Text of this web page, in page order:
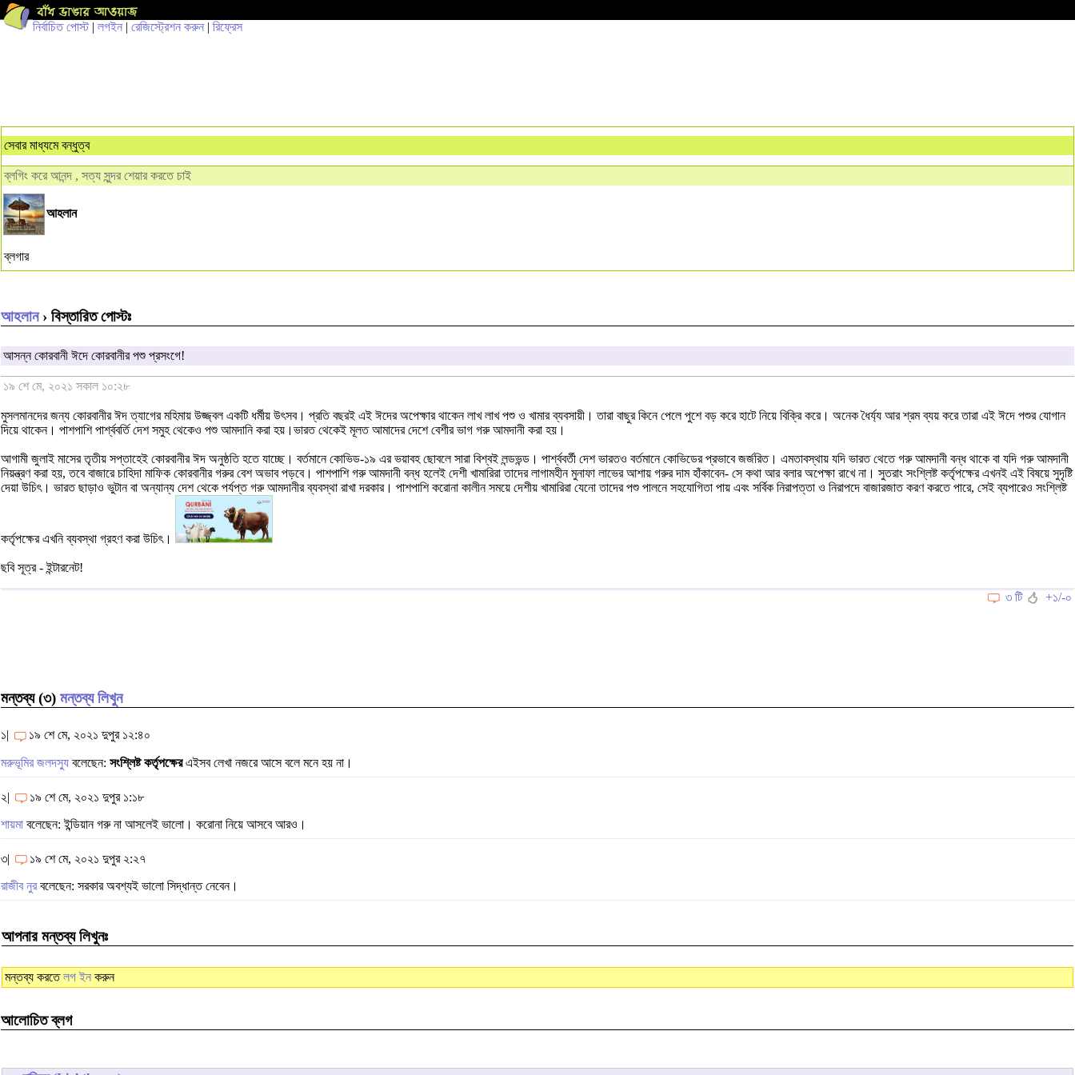
নির্বাচিত পোস্ট| লগইন | রেজিস্ট্রেশন করুন | রিফ্রেস
সেবার মাধ্যমে বন্ধুত্ব
ব্লগিং করে আনন্দ , সত্য সুন্দর শেয়ার করতে চাই
আহলান
ব্লগার
আহলান› বিস্তারিত পোস্টঃ
আসন্ন কোরবানী ঈদে কোরবানীর পশু প্রসংগে!
১৯ শে মে, ২০২১ সকাল ১০:২৮
মুসলমানদের জন্য কোরবানীর ঈদ ত্যাগের মহিমায় উজ্জ্বল একটি ধর্মীয় উৎসব। প্রতি বছরই এই ঈদের অপেক্ষার থাকেন লাখ লাখ পশু ও খামার ব্যবসায়ী। তারা বাছুর কিনে পেলে পুশে বড় করে হাটে নিয়ে বিক্রি করে। অনেক ধৈর্য্য আর শ্রম ব্যয় করে তারা এই ঈদে পশুর যোগান
দিয়ে থাকেন। পাশপাশি পার্শ্ববর্তি দেশ সমুহ থেকেও পশু আমদানি করা হয়।ভারত থেকেই মূলত আমাদের দেশে বেশীর ভাগ গরু আমদানী করা হয়।
আগামী জুলাই মাসের তৃতীয় সপ্তাহেই কোরবানীর ঈদ অনুষ্ঠতি হতে যাচ্ছে। বর্তমানে কোভিড-১৯ এর ভয়াবহ ছোবলে সারা বিশ্বই লন্ডভন্ড। পার্শ্ববর্তী দেশ ভারতও বর্তমানে কোভিডের প্রভাবে জর্জরিত। এমতাবস্থায় যদি ভারত থেতে গরু আমদানী বন্ধ থাকে বা যদি গরু আমদানী
নিয়ন্ত্রণ করা হয়, তবে বাজারে চাহিদা মাফিক কোরবানীর গরুর বেশ অভাব পড়বে। পাশপাশি গরু আমদানী বন্ধ হলেই দেশী খামারিরা তাদের লাগামহীন মুনাফা লাভের আশায় গরুর দাম হাঁকাবেন- সে কথা আর বলার অপেক্ষা রাখে না। সুতরাং সংশ্লিষ্ট কর্তৃপক্ষের এখনই এই বিষয়ে সুদৃষ্টি
দেয়া উচিৎ। ভারত ছাড়াও ভুটান বা অন্যান্য দেশ থেকে পর্যপ্ত গরু আমদানীর ব্যবস্থা রাখা দরকার। পাশপাশি করোনা কালীন সময়ে দেশীয় খামারিরা যেনো তাদের পশু পালনে সহযোগিতা পায় এবং সর্বিক নিরাপত্তা ও নিরাপদে বাজারজাত করণ করতে পারে, সেই ব্যপারেও সংশ্লিষ্ট
কর্তৃপক্ষের এখনি ব্যবস্থা গ্রহণ করা উচিৎ।
ছবি সূত্র - ইন্টারনেট!
৩ টি +১/-০
মন্তব্য (৩) মন্তব্য লিখুন
১| ১৯ শে মে, ২০২১ দুপুর ১২:৪০
মরুভূমির জলদস্যু বলেছেন: সংশ্লিষ্ট কর্তৃপক্ষেরএইসব লেখা নজরে আসে বলে মনে হয় না।
২| ১৯ শে মে, ২০২১ দুপুর ১:১৮
শায়মা বলেছেন: ইন্ডিয়ান গরু না আসলেই ভালো। করোনা নিয়ে আসবে আরও।
৩| ১৯ শে মে, ২০২১ দুপুর ২:২৭
রাজীব নুরবলেছেন: সরকার অবশ্যই ভালো সিদ্ধান্ত নেবেন।
আপনার মন্তব্য লিখুনঃ
মন্তব্য করতেলগ ইন করুন
আলোচিত ব্লগ